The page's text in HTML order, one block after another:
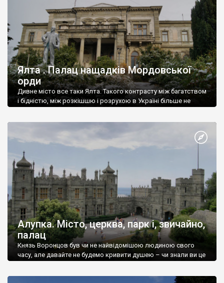
Ялта . Палац нащадків Мордовської
орди
Дивне місто все таки Ялта. Такого контрасту між багатством
і бідністю, між розкішшю і розрухою в Україні більше не
Алупка. Місто, церква, парк і, звичайно,
палац
Князь Воронцов був чи не найвідомішою людиною свого
часу, але давайте не будемо кривити душею – чи знали ви це